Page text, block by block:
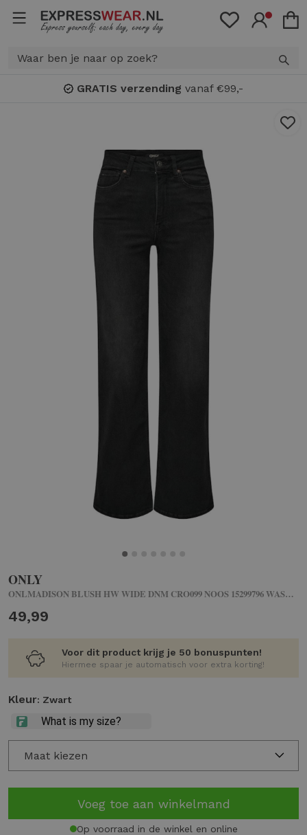
GRATIS verzending vanaf €99,-
ONLY
ONLMADISON BLUSH HW WIDE DNM CRO099 NOOS 15299796 WASHED BLACK
49,99
Voor dit product krijg je 50 bonuspunten!
Hiermee spaar je automatisch voor extra korting!
Kleur: Zwart
Maat kiezen
Voeg toe aan winkelmand
Op voorraad in de winkel en online